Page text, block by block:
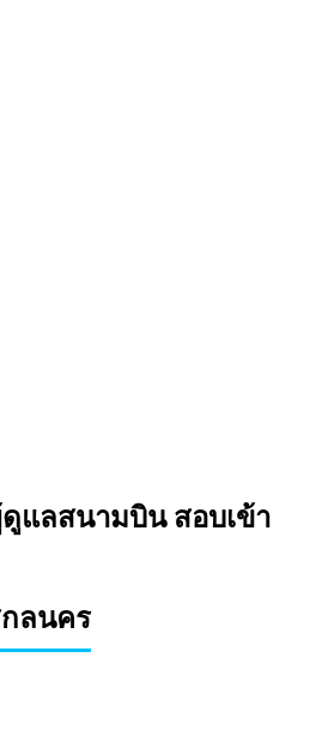
แลสนามบิน สอบเข้า
ลนคร